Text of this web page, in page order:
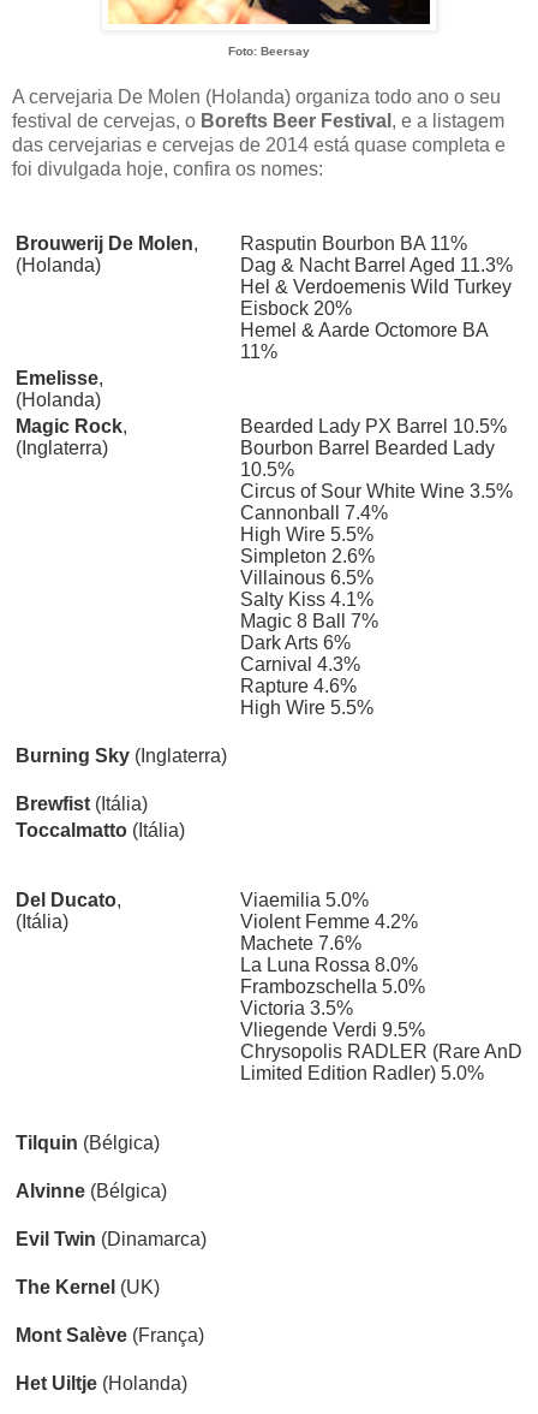
Foto: Beersay
A cervejaria De Molen (Holanda) organiza todo ano o seu
festival de cervejas, o Borefts Beer Festival , e a listagem
das cervejarias e cervejas de 2014 está quase completa e
foi divulgada hoje, confira os nomes:
Brouwerij De Molen,
(Holanda)
Rasputin Bourbon BA 11%
Dag & Nacht Barrel Aged 11.3%
Hel & Verdoemenis Wild Turkey
Eisbock 20%
Hemel & Aarde Octomore BA
11%
Emelisse,
(Holanda)
Magic Rock,
(Inglaterra)
Bearded Lady PX Barrel 10.5%
Bourbon Barrel Bearded Lady
10.5%
Circus of Sour White Wine 3.5%
Cannonball 7.4%
High Wire 5.5%
Simpleton 2.6%
Villainous 6.5%
Salty Kiss 4.1%
Magic 8 Ball 7%
Dark Arts 6%
Carnival 4.3%
Rapture 4.6%
High Wire 5.5%
Burning Sky (Inglaterra)
Brewfist (Itália)
Toccalmatto (Itália)
Del Ducato,
(Itália)
Viaemilia 5.0%
Violent Femme 4.2%
Machete 7.6%
La Luna Rossa 8.0%
Frambozschella 5.0%
Victoria 3.5%
Vliegende Verdi 9.5%
Chrysopolis RADLER (Rare AnD
Limited Edition Radler) 5.0%
Tilquin (Bélgica)
Alvinne (Bélgica)
Evil Twin (Dinamarca)
The Kernel (UK)
Mont Salève (França)
Het Uiltje (Holanda)